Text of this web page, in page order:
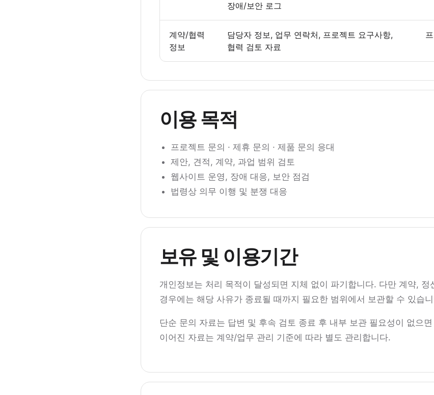
장애/보안 로그
계약/협력
정보
담당자 정보, 업무 연락처, 프로젝트 요구사항,
협력 검토 자료
이용 목적
프로젝트 문의 · 제휴 문의 · 제품 문의 응대
제안, 견적, 계약, 과업 범위 검토
웹사이트 운영, 장애 대응, 보안 점검
법령상 의무 이행 및 분쟁 대응
보유 및 이용기간
개인정보는 처리 목적이 달성되면 지체 없이 파기합니다. 다만 계약,
경우에는 해당 사유가 종료될 때까지 필요한 범위에서 보관할 수 있습
단순 문의 자료는 답변 및 후속 검토 종료 후 내부 보관 필요성이 없으
이어진 자료는 계약/업무 관리 기준에 따라 별도 관리합니다.